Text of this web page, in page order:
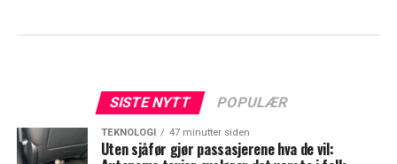
SISTE NYTT POPULÆR
TEKNOLOGI 47 minutter siden
Uten sjåfør gjør passasjerene hva de vil: